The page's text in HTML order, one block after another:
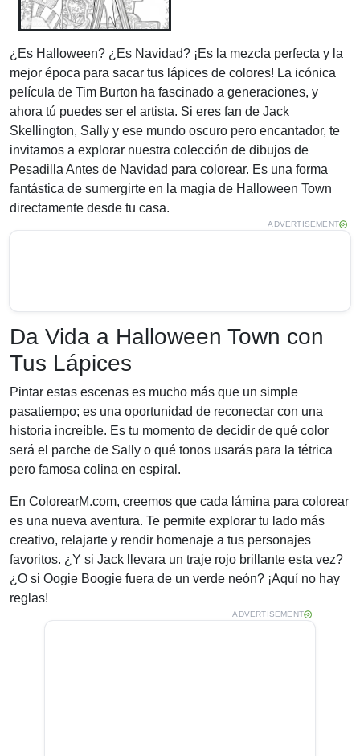
¿Es Halloween? ¿Es Navidad? ¡Es la mezcla perfecta y la
mejor época para sacar tus lápices de colores! La icónica
película de Tim Burton ha fascinado a generaciones, y
ahora tú puedes ser el artista. Si eres fan de Jack
Skellington, Sally y ese mundo oscuro pero encantador, te
invitamos a explorar nuestra colección de dibujos de
Pesadilla Antes de Navidad para colorear. Es una forma
fantástica de sumergirte en la magia de Halloween Town
directamente desde tu casa.
ADVERTISEMENT
Da Vida a Halloween Town con
Tus Lápices
Pintar estas escenas es mucho más que un simple
pasatiempo; es una oportunidad de reconectar con una
historia increíble. Es tu momento de decidir de qué color
será el parche de Sally o qué tonos usarás para la tétrica
pero famosa colina en espiral.
En ColorearM.com, creemos que cada lámina para colorear
es una nueva aventura. Te permite explorar tu lado más
creativo, relajarte y rendir homenaje a tus personajes
favoritos. ¿Y si Jack llevara un traje rojo brillante esta vez?
¿O si Oogie Boogie fuera de un verde neón? ¡Aquí no hay
reglas!
ADVERTISEMENT